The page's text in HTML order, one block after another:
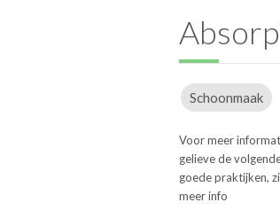
Schoonmaak
Voor meer
gelieve de
goede praktijken,
meer info